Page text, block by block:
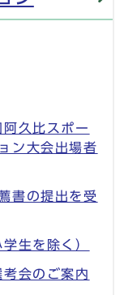
久比スポー
ン大会出場者
書の提出を受
生を除く）
会のご案内